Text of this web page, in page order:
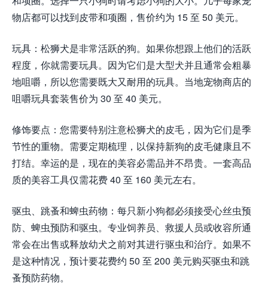
物店都可以找到皮带和项圈，售价约为 15 至 50 美元。
玩具：松狮犬是非常活跃的狗。如果你想跟上他们的活跃
程度，你就需要玩具。因为它们是大型犬并且通常会粗暴
地咀嚼，所以您需要既大又耐用的玩具。当地宠物商店的
咀嚼玩具套装售价为 30 至 40 美元。
修饰要点：您需要特别注意松狮犬的皮毛，因为它们是季
节性的重物。需要定期梳理，以保持新狗的皮毛健康且不
打结。幸运的是，现在的美容必需品并不昂贵。一套高品
质的美容工具仅需花费 40 至 160 美元左右。
驱虫、跳蚤和蜱虫药物：每只新小狗都必须接受心丝虫预
防、蜱虫预防和驱虫。专业饲养员、救援人员或收容所通
常会在出售或释放幼犬之前对其进行驱虫和治疗。如果不
是这种情况，预计要花费约 50 至 200 美元购买驱虫和跳
蚤预防药物。